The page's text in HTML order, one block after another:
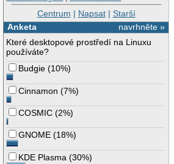
Centrum | Napsat| Starší
navrhněte »
Anketa
Které desktopové prostředí na Linuxu
používáte?
Budgie (10%)
Cinnamon (7%)
COSMIC (2%)
GNOME (18%)
KDE Plasma (30%)